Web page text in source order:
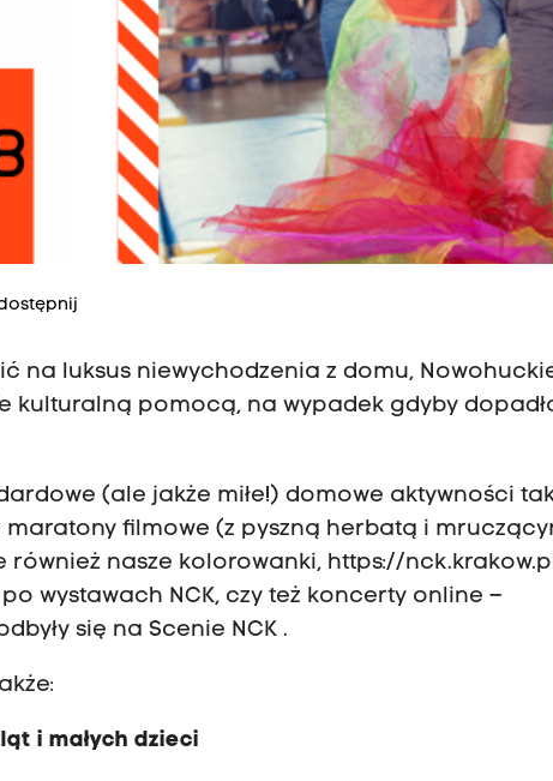
na luksus niewychodzenia z domu,
kulturalną pomocą, na wypadek gdyby
(ale jakże miłe!) domowe aktywności
maratony filmowe (z pyszną herbatą i
również nasze kolorowanki, https://
wystawach NCK, czy też koncerty online –
się na Scenie NCK .
i małych dzieci